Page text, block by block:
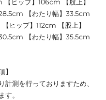
ヒップ】106cm 【股上】
【わたり幅】33.5cm
ヒップ】112cm 【股上】
【わたり幅】35.5cm
】
測を行っておりますため、
。